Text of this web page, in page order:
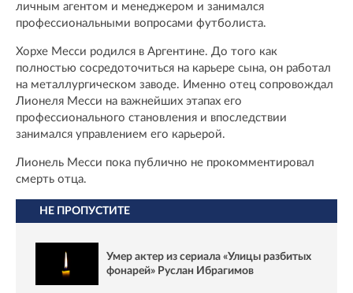
личным агентом и менеджером и занимался
профессиональными вопросами футболиста.
Хорхе Месси родился в Аргентине. До того как
полностью сосредоточиться на карьере сына, он работал
на металлургическом заводе. Именно отец сопровождал
Лионеля Месси на важнейших этапах его
профессионального становления и впоследствии
занимался управлением его карьерой.
Лионель Месси пока публично не прокомментировал
смерть отца.
НЕ ПРОПУСТИТЕ
Умер актер из сериала «Улицы разбитых
фонарей» Руслан Ибрагимов